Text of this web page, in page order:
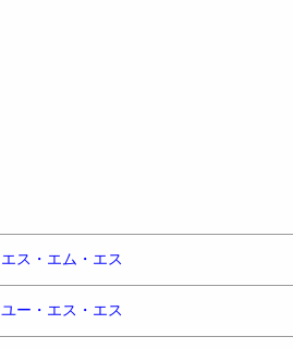
エス・エム・エス
ユー・エス・エス